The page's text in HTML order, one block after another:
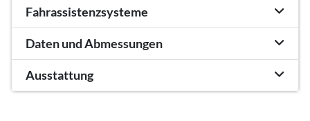
Fahrassistenzsysteme
Daten und Abmessungen
Ausstattung